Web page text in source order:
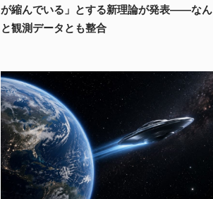
が縮んでいる」とする新理論が発表――なん
と観測データとも整合